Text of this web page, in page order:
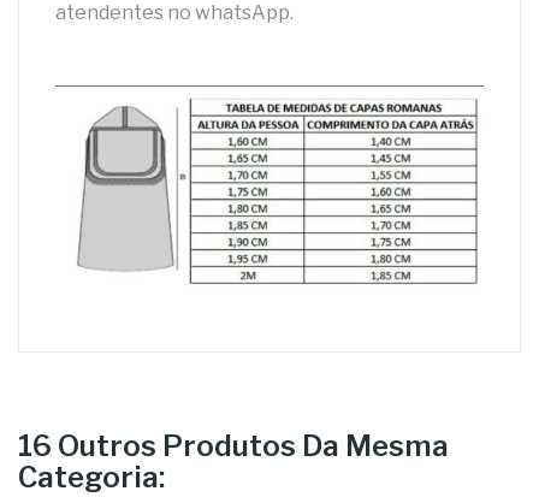
atendentes no whatsApp.
16 Outros Produtos Da Mesma
Categoria: